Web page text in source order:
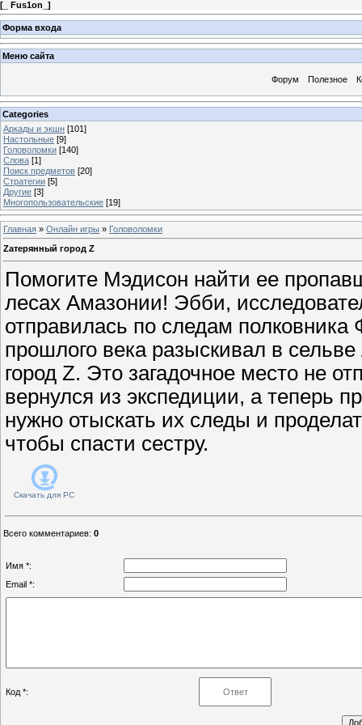
[ _ Fus1on_ ]
Форма входа
Меню сайта
Форум Полезное
Categories
Аркады и экшн [101]
Настольные [9]
Головоломки [140]
Слова [1]
Поиск предметов [20]
Стратегии [5]
Другие [3]
Многопользовательские [19]
Главная » Онлайн игры » Головоломки
Zатерянный город Z
Помогите Мэдисон найти ее
лесах Амазонии! Эбби,
отправилась по следам полковника
прошлого века разыскивал в
город Z. Это загадочное место не
вернулся из экспедиции, а теперь
нужно отыскать их следы и
чтобы спасти сестру.
Скачать для PC
Всего комментариев: 0
Имя *:
Email *:
Код *: